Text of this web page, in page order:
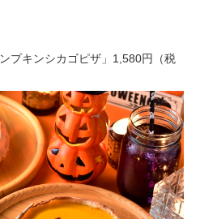
プキンシカゴピザ」1,580円（税